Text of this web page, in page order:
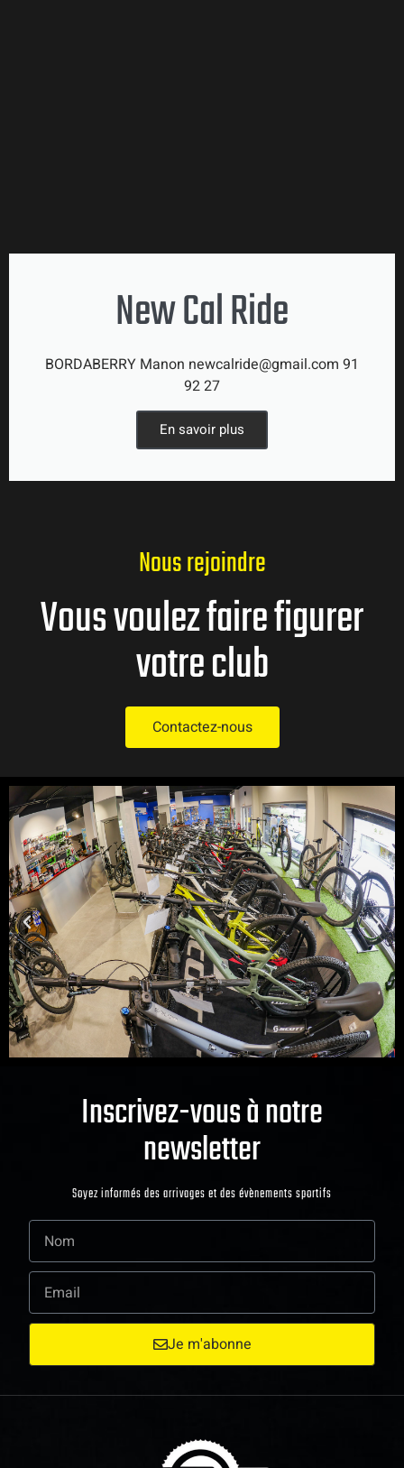
New Cal Ride
BORDABERRY Manon newcalride@gmail.com 91
92 27
En savoir plus
Nous rejoindre
Vous voulez faire figurer
votre club
Contactez-nous
Inscrivez-vous à notre
newsletter
Soyez informés des arrivages et des évènements sportifs
Je m'abonne